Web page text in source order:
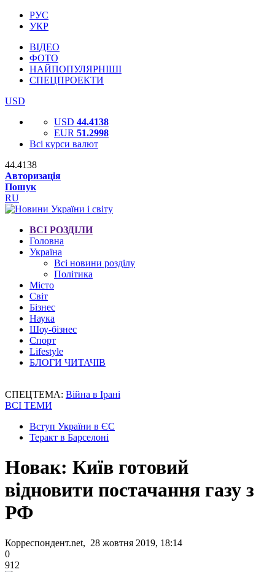
РУС
УКР
ВІДЕО
ФОТО
НАЙПОПУЛЯРНІШІ
СПЕЦПРОЕКТИ
USD
USD 44.4138
EUR 51.2998
Всі курси валют
44.4138
Авторизація
Пошук
RU
ВСІ РОЗДІЛИ
Головна
Україна
Всі новини розділу
Політика
Місто
Світ
Бізнес
Наука
Шоу-бізнес
Спорт
Lifestyle
БЛОГИ ЧИТАЧІВ
СПЕЦТЕМА: Війна в Ірані
ВСІ ТЕМИ
Вступ України в ЄС
Теракт в Барселоні
Новак: Київ готовий
відновити постачання газу з
РФ
Корреспондент.net, 28 жовтня 2019, 18:14
0
912